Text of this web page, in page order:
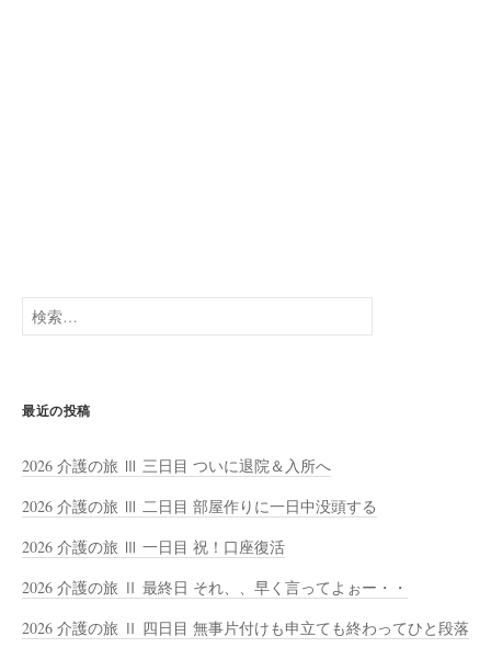
検
索:
最近の投稿
2026 介護の旅 Ⅲ 三日目 ついに退院＆入所へ
2026 介護の旅 Ⅲ 二日目 部屋作りに一日中没頭する
2026 介護の旅 Ⅲ 一日目 祝！口座復活
2026 介護の旅 Ⅱ 最終日 それ、、早く言ってよぉー・・
2026 介護の旅 Ⅱ 四日目 無事片付けも申立ても終わってひと段落